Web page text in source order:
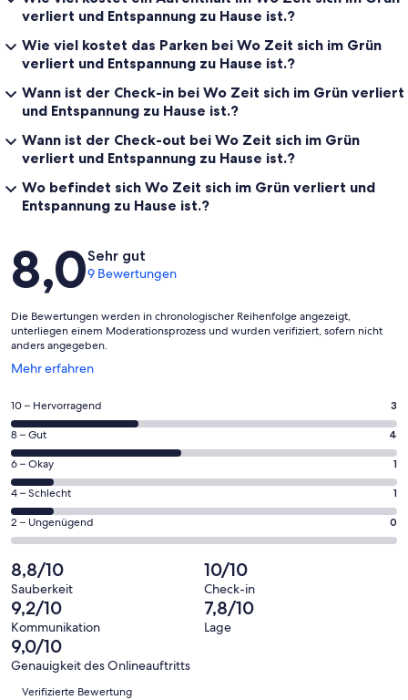
verliert und Entspannung zu Hause ist.?
Wie viel kostet das Parken bei Wo Zeit sich im Grün
verliert und Entspannung zu Hause ist.?
Wann ist der Check-in bei Wo Zeit sich im Grün verliert
und Entspannung zu Hause ist.?
Wann ist der Check-out bei Wo Zeit sich im Grün
verliert und Entspannung zu Hause ist.?
Wo befindet sich Wo Zeit sich im Grün verliert und
Entspannung zu Hause ist.?
Bewertungen
8,0Sehr gut
9 Bewertungen
Die Bewertungen werden in chronologischer Reihenfolge angezeigt,
unterliegen einem Moderationsprozess und wurden verifiziert, sofern nicht
anders angegeben.
Mehr erfahren
Wird
einem
neuen
Fenster
geöffnet
3
von
insgesamt
9
Gästebewertungen
haben
eine
Bewertung
von
10
-
Hervorragend
10 – Hervorragend 3
4
von
insgesamt
9
Gästebewertungen
haben
eine
Bewertung
von
8
-
Gut
8 – Gut 4
1
von
insgesamt
9
Gästebewertungen
haben
eine
Bewertung
von
6
-
Okay
6 – Okay 1
1
von
insgesamt
Gästebewertungen
haben
eine
Bewertung
von
4
4 – Schlecht 1
0
von
insgesamt
9
Gästebewertungen
haben
eine
Bewertung
von
2 – Ungenügend 0
8,8/10
Sauberkeit
10/10
Check-in
9,2/10
Kommunikation
7,8/10
Lage
9,0/10
Genauigkeit des Onlineauftritts
Bewertungen
Verifizierte Bewertung